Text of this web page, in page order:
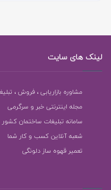
لینک های سایت
مشاوره بازاریابی ، فروش ،
مجله اینترنتی خبر و سرگرمی
سامانه تبلیغات ساختمان کشور
شعبه آنلاین کسب و کار شما
تعمیر قهوه ساز دلونگی